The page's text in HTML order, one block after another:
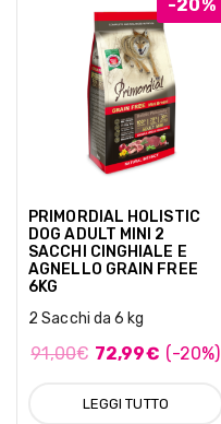
-20%
PRIMORDIAL HOLISTIC
DOG ADULT MINI 2
SACCHI CINGHIALE E
AGNELLO GRAIN FREE
6KG
2 Sacchi da 6 kg
91,00€ 72,99€ (-20%)
LEGGI TUTTO